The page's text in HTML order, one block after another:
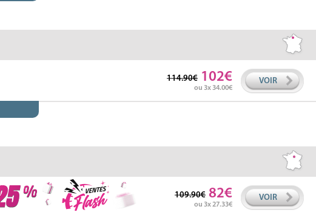
114.90 102
ou 3x 34.00
VOIR
109.90 82
ou 3x 27.33
VOIR